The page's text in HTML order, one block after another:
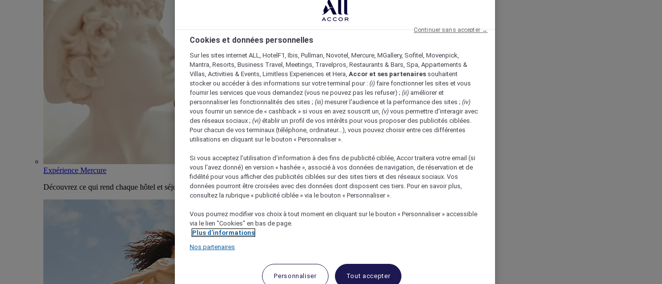
Expérience Mercure
Découvrez ce qui rend chaque hôtel et séjour Mercure unique
Cookies et données personnelles
Sur les sites internet ALL, HotelF1, Ibis, Pullman, Novotel, Mercure, MGallery, Sofitel, Movenpick,
Mantra, Resorts, Business Travel, Meetings, Travelpros, Restaurants & Bars, Spa, Appartements &
Villas, Activities & Events, Limitless Experiences et Hera, Accor et ses partenaires souhaitent
stocker ou accéder à des informations sur votre terminal pour : (i) faire fonctionner les sites et vous
fournir les services que vous demandez (vous ne pouvez pas les refuser) ; (ii) améliorer et
personnaliser les fonctionnalités des sites ; (iii) mesurer l'audience et la performance des sites ; (iv)
vous fournir un service de « cashback » si vous en avez souscrit un, (v) vous permettre d'interagir avec
des réseaux sociaux ; (vi) établir un profil de vos intérêts pour vous proposer des publicités ciblées.
Pour chacun de vos terminaux (téléphone, ordinateur…), vous pouvez choisir entre ces différentes
utilisations en cliquant sur le bouton « Personnaliser ».
Si vous acceptez l’utilisation d’information à des fins de publicité ciblée, Accor traitera votre email (si
vous l’avez donné) en version « hashée », associé à vos données de navigation, de réservation et de
fidélité pour vous afficher des publicités ciblées sur des sites tiers et des réseaux sociaux. Vos
données pourront être croisées avec des données dont disposent ces tiers. Pour en savoir plus,
consultez la rubrique « publicité ciblée » via le bouton « Personnaliser ».
Vous pourrez modifier vos choix à tout moment en cliquant sur le bouton « Personnaliser » accessible
via le lien "Cookies" en bas de page.
Plus d'informations
Nos partenaires
Personnaliser Tout accepter
Continuer sans accepter →